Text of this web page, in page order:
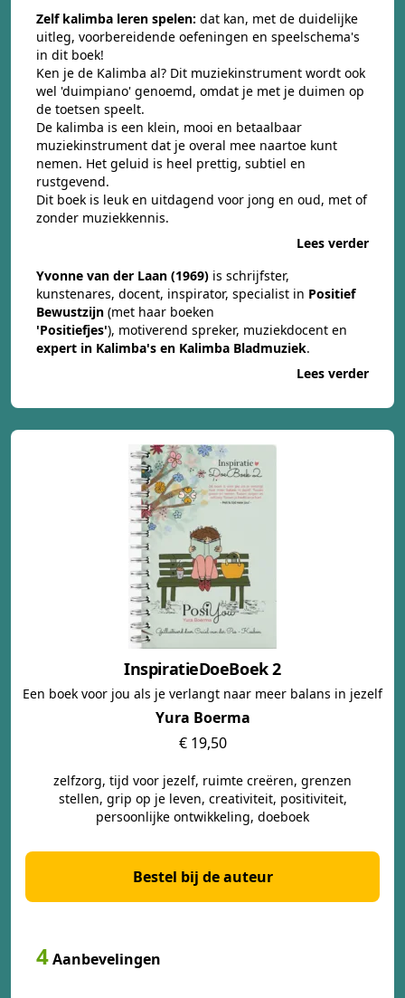
Zelf kalimba leren spelen: dat kan, met de duidelijke
uitleg, voorbereidende oefeningen en speelschema's
in dit boek!
Ken je de Kalimba al? Dit muziekinstrument wordt ook
wel 'duimpiano' genoemd, omdat je met je duimen op
de toetsen speelt.
De kalimba is een klein, mooi en betaalbaar
muziekinstrument dat je overal mee naartoe kunt
nemen. Het geluid is heel prettig, subtiel en
rustgevend.
Dit boek is leuk en uitdagend voor jong en oud, met of
zonder muziekkennis.
Lees verder
Yvonne van der Laan (1969) is schrijfster,
kunstenares, docent, inspirator, specialist in Positief
Bewustzijn (met haar boeken
'Positiefjes'), motiverend spreker, muziekdocent en
expert in Kalimba's en Kalimba Bladmuziek.
Lees verder
InspiratieDoeBoek 2
Een boek voor jou als je verlangt naar meer balans in jezelf
Yura Boerma
€ 19,50
zelfzorg, tijd voor jezelf, ruimte creëren, grenzen
stellen, grip op je leven, creativiteit, positiviteit,
persoonlijke ontwikkeling, doeboek
Bestel bij de auteur
4Aanbevelingen